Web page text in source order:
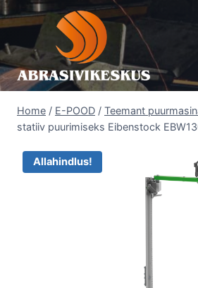
Skip
to
content
Home / E-POOD / Teemant
statiiv puurimiseks Eibenstock
Allahindlus!